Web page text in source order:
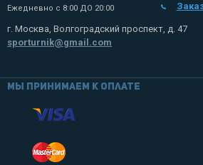
Ежедневно с 8:00 ДО 20:00
г. Москва, Волгоградский проспект, д. 47
sporturnik@gmail.com
Мы принимаем к оплате